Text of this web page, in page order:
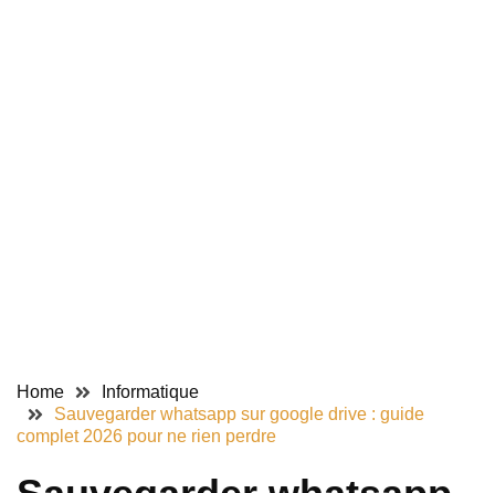
Activation
carte
Home
Informatique
Sauvegarder whatsapp sur google drive : guide
complet 2026 pour ne rien perdre